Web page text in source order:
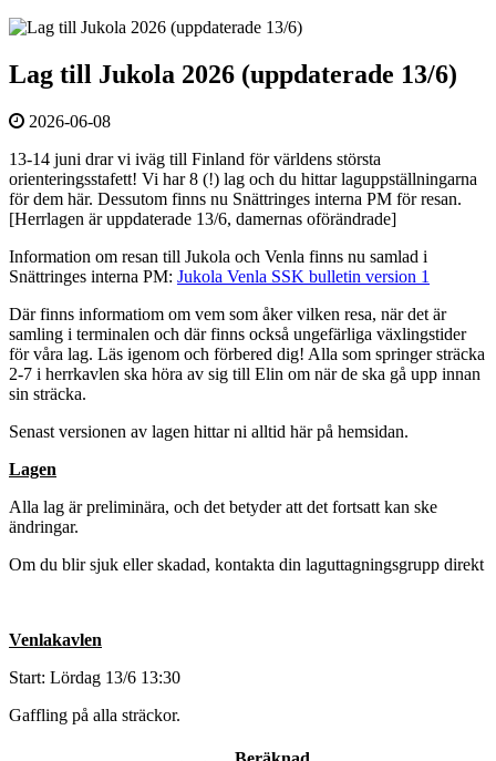
Lag till Jukola 2026 (uppdaterade 13/6)
2026-06-08
13-14 juni drar vi iväg till Finland för världens största
orienteringsstafett! Vi har 8 (!) lag och du hittar laguppställningarna
för dem här. Dessutom finns nu Snättringes interna PM för resan.
[Herrlagen är uppdaterade 13/6, damernas oförändrade]
Information om resan till Jukola och Venla finns nu samlad i
Snättringes interna PM: Jukola Venla SSK bulletin version 1
Där finns informatiom om vem som åker vilken resa, när det är
samling i terminalen och där finns också ungefärliga växlingstider
för våra lag. Läs igenom och förbered dig! Alla som springer sträcka
2-7 i herrkavlen ska höra av sig till Elin om när de ska gå upp innan
sin sträcka.
Senast versionen av lagen hittar ni alltid här på hemsidan.
Lagen
Alla lag är preliminära, och det betyder att det fortsatt kan ske
ändringar.
Om du blir sjuk eller skadad, kontakta din laguttagningsgrupp direkt
Venlakavlen
Start: Lördag 13/6 13:30
Gaffling på alla sträckor.